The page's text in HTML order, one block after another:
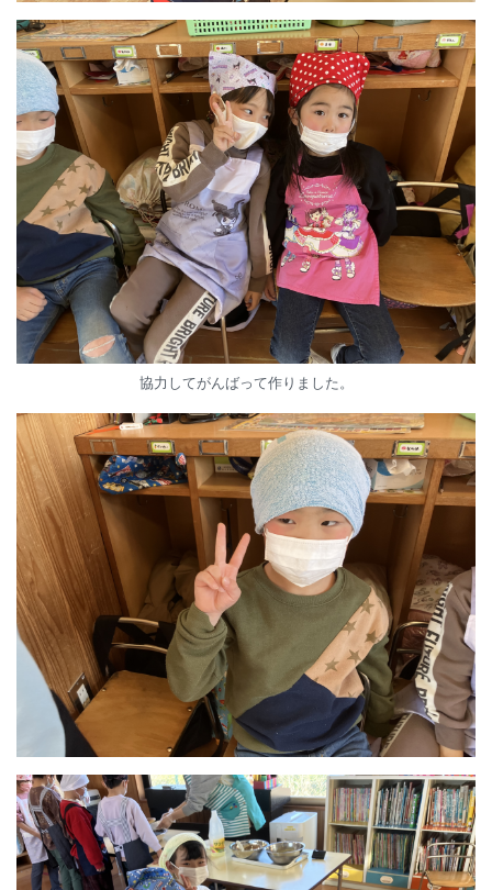
協力してがんばって作りました。